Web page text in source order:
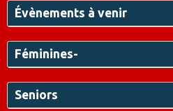
Évènements à venir
Féminines-
Seniors